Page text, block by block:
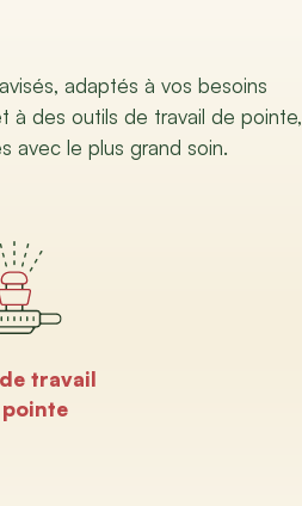
adaptés à vos besoins
à des outils de travail de pointe,
avec le plus grand soin.
travail
pointe